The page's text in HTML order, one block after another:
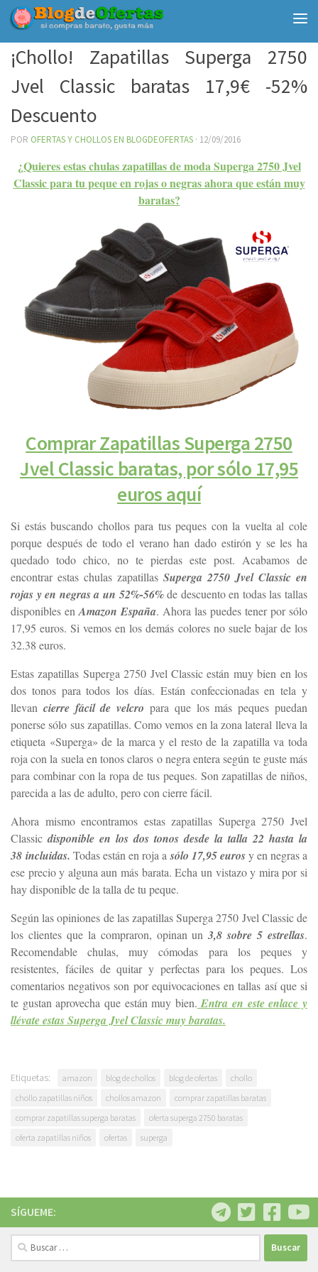
Debajo del contenido
¡Chollo! Zapatillas Superga 2750
Jvel Classic baratas 17,9€ -52%
Descuento
POR OFERTAS Y CHOLLOS EN BLOGDEOFERTAS · 12/09/2016
¿Quieres estas chulas zapatillas de moda Superga 2750 Jvel
Classic para tu peque en rojas o negras ahora que están muy
baratas?
Comprar Zapatillas Superga 2750
Jvel Classic baratas, por sólo 17,95
euros aquí
Si estás buscando chollos para tus peques con la vuelta al cole
porque después de todo el verano han dado estirón y se les ha
quedado todo chico, no te pierdas este post. Acabamos de
encontrar estas chulas zapatillas Superga 2750 Jvel Classic en
rojas y en negras a un 52%-56%de descuento en todas las tallas
disponibles en Amazon España. Ahora las puedes tener por sólo
17,95 euros. Si vemos en los demás colores no suele bajar de los
32.38 euros.
Estas zapatillas Superga 2750 Jvel Classic están muy bien en los
dos tonos para todos los días. Están confeccionadas en tela y
llevan cierre fácil de velcro para que los más peques puedan
ponerse sólo sus zapatillas. Como vemos en la zona lateral lleva la
etiqueta «Superga» de la marca y el resto de la zapatilla va toda
roja con la suela en tonos claros o negra entera según te guste más
para combinar con la ropa de tus peques. Son zapatillas de niños,
parecida a las de adulto, pero con cierre fácil.
Ahora mismo encontramos estas zapatillas Superga 2750 Jvel
Classicdisponible en los dos tonos desde la talla 22 hasta la
38 incluidas. Todas están en roja a sólo 17,95 eurosy en negras a
ese precio y alguna aun más barata. Echa un vistazo y mira por si
hay disponible de la talla de tu peque.
Según las opiniones de las zapatillas Superga 2750 Jvel Classic de
los clientes que la compraron, opinan un3,8 sobre 5 estrellas.
Recomendable chulas, muy cómodas para los peques y
resistentes, fáciles de quitar y perfectas para los peques. Los
comentarios negativos son por equivocaciones en tallas así que si
te gustan aprovecha que están muy bien. Entra en este enlace y
llévate estas Superga Jvel Classic muy baratas.
Etiquetas: amazon blog de chollos blog de ofertas
chollo
chollo zapatillas niños
chollos amazon
comprar zapatillas baratas
comprar zapatillas superga baratas
oferta superga 2750 baratas
oferta zapatillas niños
ofertas superga
SÍGUEME:
Buscar: